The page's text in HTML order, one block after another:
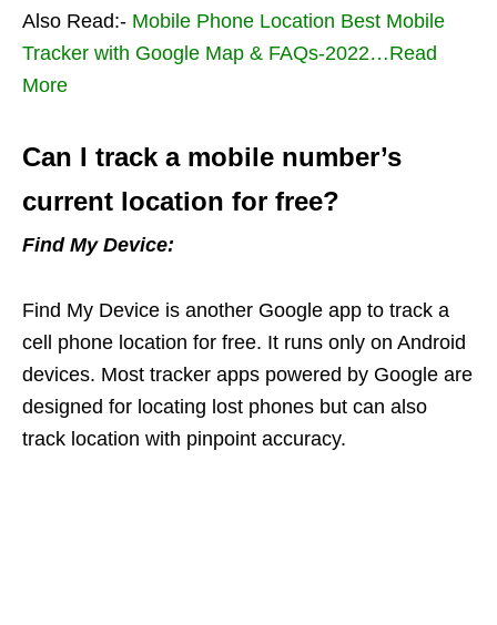
Also Read:- Mobile Phone Location Best Mobile
Tracker with Google Map & FAQs-2022…Read
More
Can I track a mobile number’s
current location for free?
Find My Device:
Find My Device is another Google app to track a
cell phone location for free. It runs only on Android
devices. Most tracker apps powered by Google are
designed for locating lost phones but can also
track location with pinpoint accuracy.